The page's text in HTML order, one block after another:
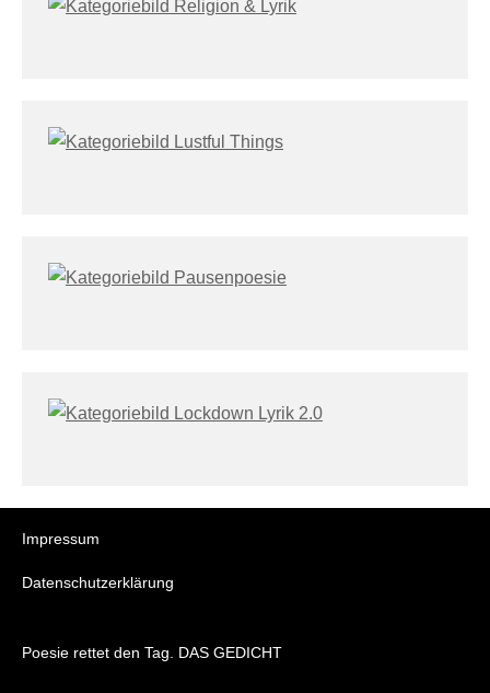
Impressum
Datenschutzerklärung
Poesie rettet den Tag. DAS GEDICHT